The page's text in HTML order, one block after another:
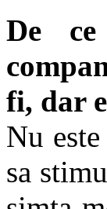
De
fi, dar
Nu
sa